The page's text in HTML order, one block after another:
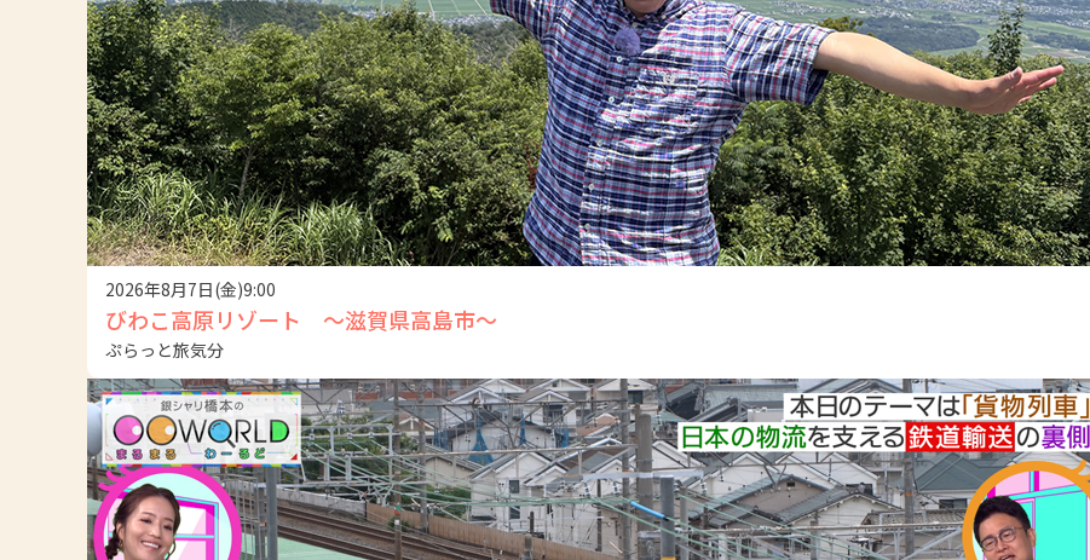
2026年8月7日(金)9:00
びわこ高原リゾート ～滋賀県高島市～
ぷらっと旅気分